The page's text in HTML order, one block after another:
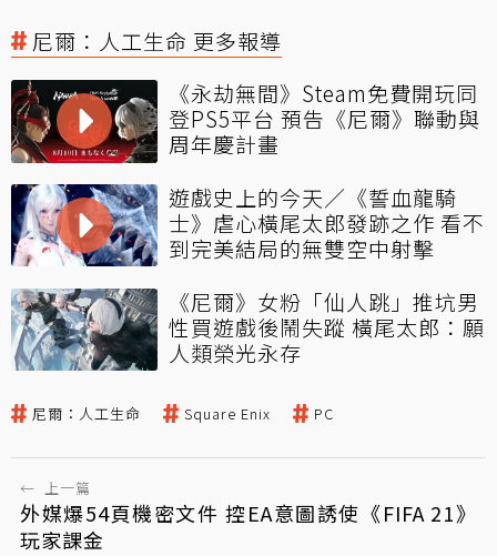
尼爾：人工生命 更多報導
《永劫無間》Steam免費開玩同
登PS5平台 預告《尼爾》聯動與
周年慶計畫
遊戲史上的今天／《誓血龍騎
士》虐心橫尾太郎發跡之作 看不
到完美結局的無雙空中射擊
《尼爾》女粉「仙人跳」推坑男
性買遊戲後鬧失蹤 橫尾太郎：願
人類榮光永存
尼爾：人工生命 Square Enix PC
← 上一篇
外媒爆54頁機密文件 控EA意圖誘使《FIFA 21》
玩家課金